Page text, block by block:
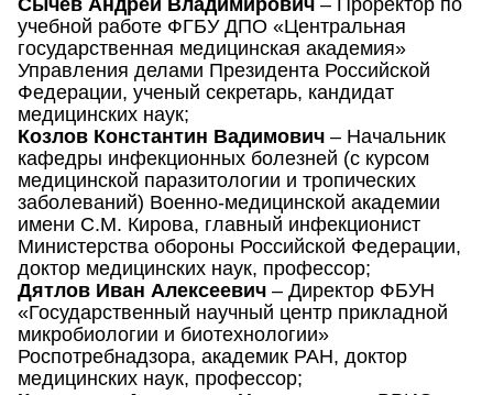
Сычев Андрей Владимирович – Проректор по
учебной работе ФГБУ ДПО «Центральная
государственная медицинская академия»
Управления делами Президента Российской
Федерации, ученый секретарь, кандидат
медицинских наук;
Козлов Константин Вадимович – Начальник
кафедры инфекционных болезней (с курсом
медицинской паразитологии и тропических
заболеваний) Военно-медицинской академии
имени С.М. Кирова, главный инфекционист
Министерства обороны Российской Федерации,
доктор медицинских наук, профессор;
Дятлов Иван Алексеевич – Директор ФБУН
«Государственный научный центр прикладной
микробиологии и биотехнологии»
Роспотребнадзора, академик РАН, доктор
медицинских наук, профессор;